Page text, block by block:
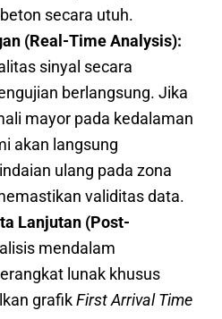
secara utuh.
(Real-Time Analysis):
sinyal secara
berlangsung. Jika
mayor pada kedalaman
akan langsung
ulang pada zona
validitas data.
Lanjutan (Post-
mendalam
lunak khusus
grafikFirst Arrival Time